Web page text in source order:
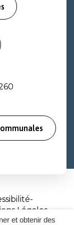
et obtenir des
Légales